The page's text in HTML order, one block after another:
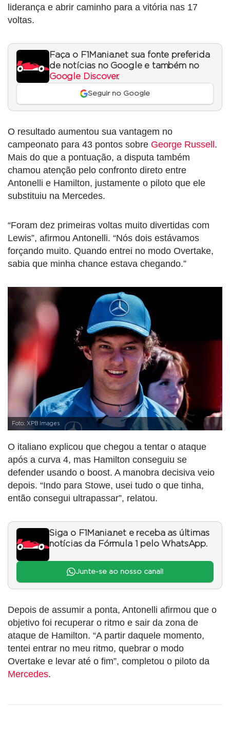
liderança e abrir caminho para a vitória nas 17
voltas.
Faça o F1Mania.net sua fonte preferida
de notícias no Google e também no
Google Discover.
Seguir no Google
O resultado aumentou sua vantagem no
campeonato para 43 pontos sobre George Russell .
Mais do que a pontuação, a disputa também
chamou atenção pelo confronto direto entre
Antonelli e Hamilton, justamente o piloto que ele
substituiu na Mercedes.
“Foram dez primeiras voltas muito divertidas com
Lewis”, afirmou Antonelli. “Nós dois estávamos
forçando muito. Quando entrei no modo Overtake,
sabia que minha chance estava chegando.”
Foto: XPB Images
O italiano explicou que chegou a tentar o ataque
após a curva 4, mas Hamilton conseguiu se
defender usando o boost. A manobra decisiva veio
depois. “Indo para Stowe, usei tudo o que tinha,
então consegui ultrapassar”, relatou.
Siga o F1Mania.net e receba as últimas
notícias da Fórmula 1 pelo WhatsApp.
Junte-se ao nosso canal!
Depois de assumir a ponta, Antonelli afirmou que o
objetivo foi recuperar o ritmo e sair da zona de
ataque de Hamilton. “A partir daquele momento,
tentei entrar no meu ritmo, quebrar o modo
Overtake e levar até o fim”, completou o piloto da
Mercedes.